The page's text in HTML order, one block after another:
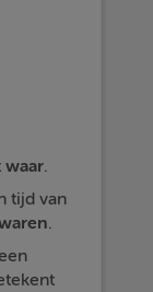
waar.
tijd van
.